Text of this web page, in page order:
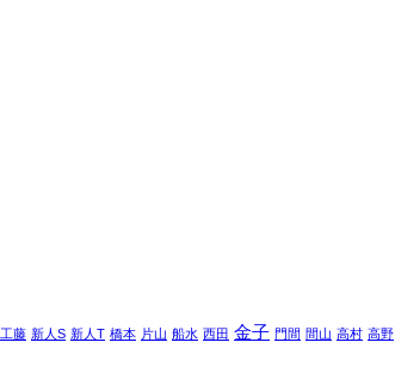
工藤 新人S 新人T 橋本 片山 船水 西田 金子 門間 間山 高村 高野